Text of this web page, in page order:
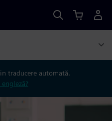
traducere automată.